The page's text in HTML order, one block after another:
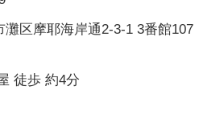
灘区摩耶海岸通2-3-1 3番館107
徒歩 約4分